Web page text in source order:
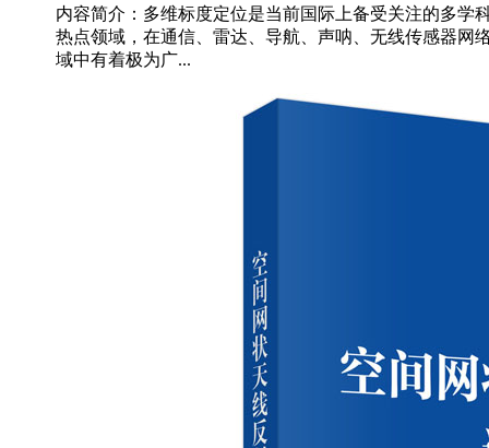
内容简介：多维标度定位是当前国际上备受关注的多学
热点领域，在通信、雷达、导航、声呐、无线传感器网
域中有着极为广...